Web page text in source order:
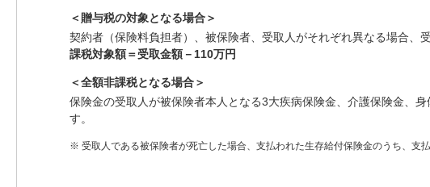
＜贈与税の対象となる場合＞
契約者（保険料負担者）、被保険者、受取人がそれぞれ異なる場合、
課税対象額＝受取金額－110万円
＜全額非課税となる場合＞
保険金の受取人が被保険者本人となる3大疾病保険金、介護保険金、
す。
※ 受取人である被保険者が死亡した場合、支払われた生存給付保険金のうち、支